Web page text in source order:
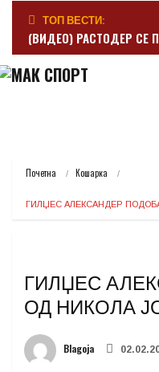
ТОП ВЕСТИ:
(ВИДЕО) РАСТОДЕР СЕ
Почетна Кошарка
ГИЛЏЕС АЛЕКСАНДЕР
ГИЛЏЕС
ОД НИКОЛА
Blagoja